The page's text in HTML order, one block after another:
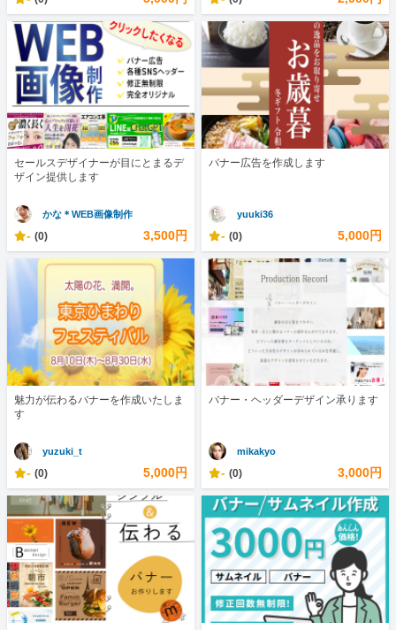
セールスデザイナーが目にとまるデ
ザイン提供します
かな＊WEB画像制作
- (0) 3,500円
バナー広告を作成します
yuuki36
- (0) 5,000円
魅力が伝わるバナーを作成いたしま
す
yuzuki_t
- (0) 5,000円
バナー・ヘッダーデザイン承ります
mikakyo
- (0) 3,000円